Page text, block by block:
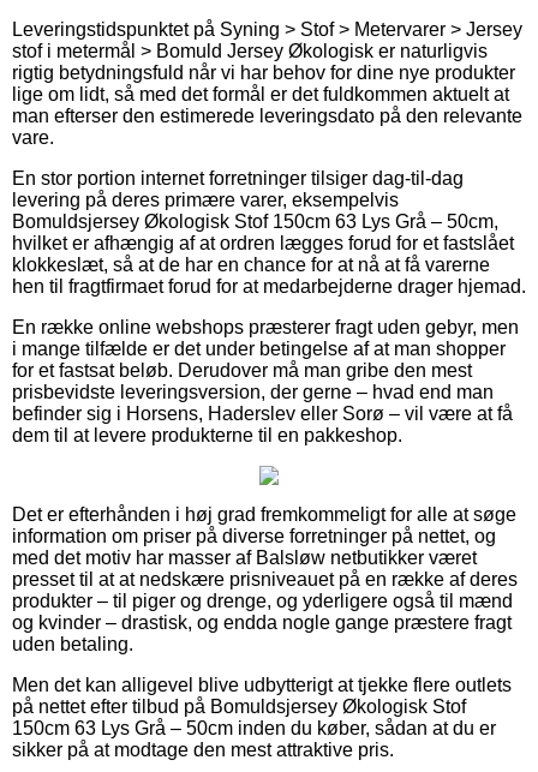
Leveringstidspunktet på Syning > Stof > Metervarer > Jersey
stof i metermål > Bomuld Jersey Økologisk er naturligvis
rigtig betydningsfuld når vi har behov for dine nye produkter
lige om lidt, så med det formål er det fuldkommen aktuelt at
man efterser den estimerede leveringsdato på den relevante
vare.
En stor portion internet forretninger tilsiger dag-til-dag
levering på deres primære varer, eksempelvis
Bomuldsjersey Økologisk Stof 150cm 63 Lys Grå – 50cm,
hvilket er afhængig af at ordren lægges forud for et fastslået
klokkeslæt, så at de har en chance for at nå at få varerne
hen til fragtfirmaet forud for at medarbejderne drager hjemad.
En række online webshops præsterer fragt uden gebyr, men
i mange tilfælde er det under betingelse af at man shopper
for et fastsat beløb. Derudover må man gribe den mest
prisbevidste leveringsversion, der gerne – hvad end man
befinder sig i Horsens, Haderslev eller Sorø – vil være at få
dem til at levere produkterne til en pakkeshop.
Det er efterhånden i høj grad fremkommeligt for alle at søge
information om priser på diverse forretninger på nettet, og
med det motiv har masser af Balsløw netbutikker været
presset til at at nedskære prisniveauet på en række af deres
produkter – til piger og drenge, og yderligere også til mænd
og kvinder – drastisk, og endda nogle gange præstere fragt
uden betaling.
Men det kan alligevel blive udbytterigt at tjekke flere outlets
på nettet efter tilbud på Bomuldsjersey Økologisk Stof
150cm 63 Lys Grå – 50cm inden du køber, sådan at du er
sikker på at modtage den mest attraktive pris.